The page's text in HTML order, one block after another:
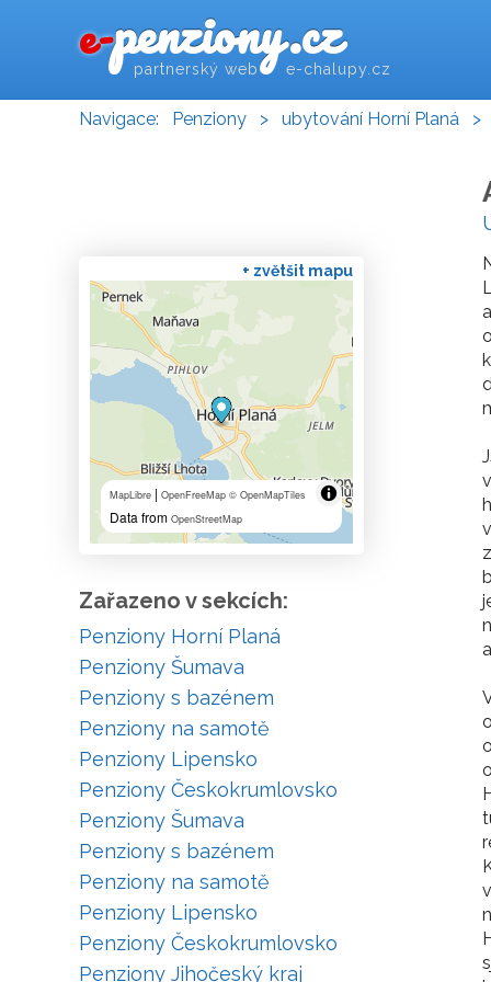
e-penziony.cz
partnerský web e-chalupy.cz
Navigace: Penziony > ubytování Horní Planá >
+ zvětšit mapu
MapLibre | OpenFreeMap © OpenMapTiles
Data from OpenStreetMap
Zařazeno v sekcích:
Penziony Horní Planá
Penziony Šumava
Penziony s bazénem
Penziony na samotě
Penziony Lipensko
Penziony Českokrumlovsko
Penziony Šumava
Penziony s bazénem
Penziony na samotě
Penziony Lipensko
Penziony Českokrumlovsko
Penziony Jihočeský kraj